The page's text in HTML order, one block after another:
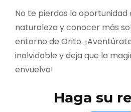
No te pierdas la
naturaleza y conocer más
entorno de Orito.
inolvidable y deja que la
envuelva!
Haga su